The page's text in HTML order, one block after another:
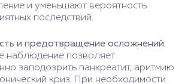
и уменьшают вероятность
последствий.
и предотвращение осложнений.
наблюдение позволяет
заподозрить панкреатит, аритмию
криз. При необходимости